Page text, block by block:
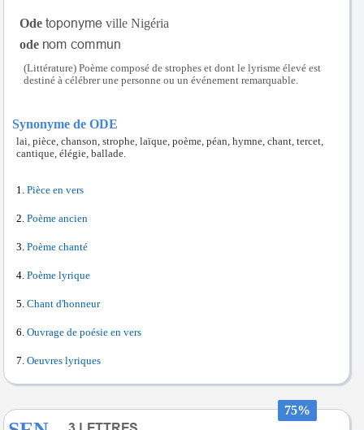
Ode
ville Nigéria
ode
(Littérature) Poème composé de strophes et dont le lyrisme élevé est
destiné à célébrer une personne ou un événement remarquable.
Synonyme de ODE
lai, pièce, chanson, strophe, laïque, poème, péan, hymne, chant, tercet,
cantique, élégie, ballade.
Pièce en vers
Poème ancien
Poème chanté
Poème lyrique
Chant d'honneur
Ouvrage de poésie en vers
Oeuvres lyriques
75%